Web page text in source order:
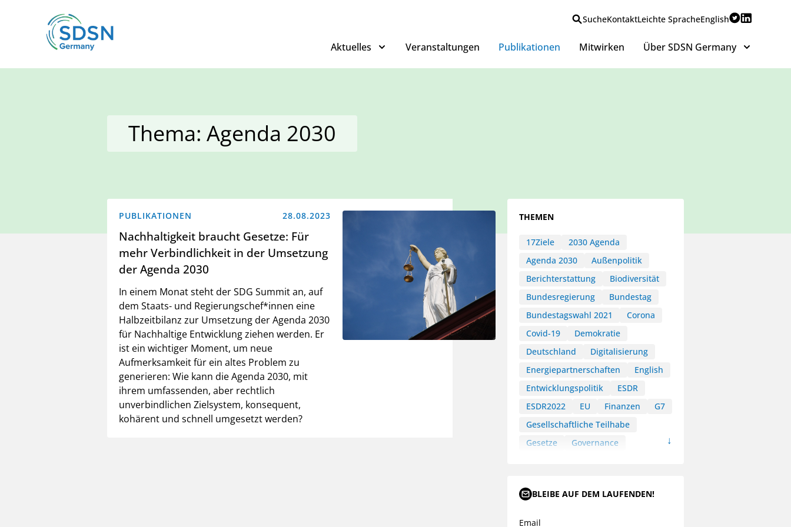
SucheKontaktLeichte SpracheEnglish
Aktuelles Veranstaltungen Publikationen Mitwirken Über SDSN Germany
Thema: Agenda 2030
PUBLIKATIONEN 28.08.2023
Nachhaltigkeit braucht Gesetze: Für
mehr Verbindlichkeit in der Umsetzung
der Agenda 2030
In einem Monat steht der SDG Summit an, auf
dem Staats- und Regierungschef*innen eine
Halbzeitbilanz zur Umsetzung der Agenda 2030
für Nachhaltige Entwicklung ziehen werden. Er
ist ein wichtiger Moment, um neue
Aufmerksamkeit für ein altes Problem zu
generieren: Wie kann die Agenda 2030, mit
ihrem umfassenden, aber rechtlich
unverbindlichen Zielsystem, konsequent,
kohärent und schnell umgesetzt werden?
THEMEN
17Ziele
2030 Agenda
Agenda 2030
Außenpolitik
Berichterstattung
Biodiversität
Bundesregierung
Bundestag
Bundestagswahl 2021
Corona
Covid-19
Demokratie
Deutschland
Digitalisierung
Energiepartnerschaften
English
Entwicklungspolitik
ESDR
ESDR2022
EU Finanzen
G7
Gesellschaftliche Teilhabe
Gesetze
Governance
Klimapartnerschaften
BLEIBE AUF DEM LAUFENDEN!
Email